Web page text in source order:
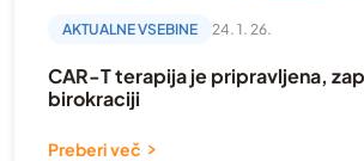
AKTUALNE VSEBINE 24. 1. 26.
CAR-T terapija je pripravljena,
birokraciji
Preberi več